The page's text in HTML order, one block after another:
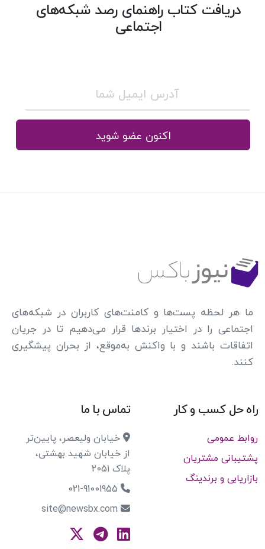
دریافت کتاب راهنمای رصد شبکه‌های
اجتماعی
اکنون عضو شوید
ما هر لحظه پست‌ها و کامنت‌های کاربران در شبکه‌های
اجتماعی را در اختیار برندها قرار می‌دهیم تا در جریان
اتفاقات باشند و با واکنش به‌موقع، از بحران پیشگیری
کنند.
راه حل کسب و کار
روابط عمومی
پشتیبانی مشتریان
بازاریابی و برندینگ
تماس با ما
خیابان ولیعصر، پایین‌تر
از خیابان شهید بهشتی،
پلاک 2051